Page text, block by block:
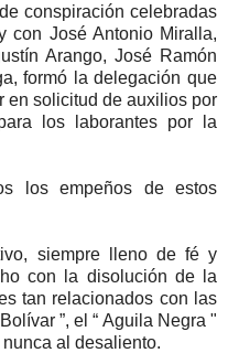
conspiración celebradas
con José Antonio Miralla,
Arango, José Ramón
formó la delegación que
en solicitud de auxilios por
los laborantes por la
los empeños de estos
siempre lleno de fé y
con la disolución de la
tan relacionados con las
”, el “ Aguila Negra "
al desaliento.